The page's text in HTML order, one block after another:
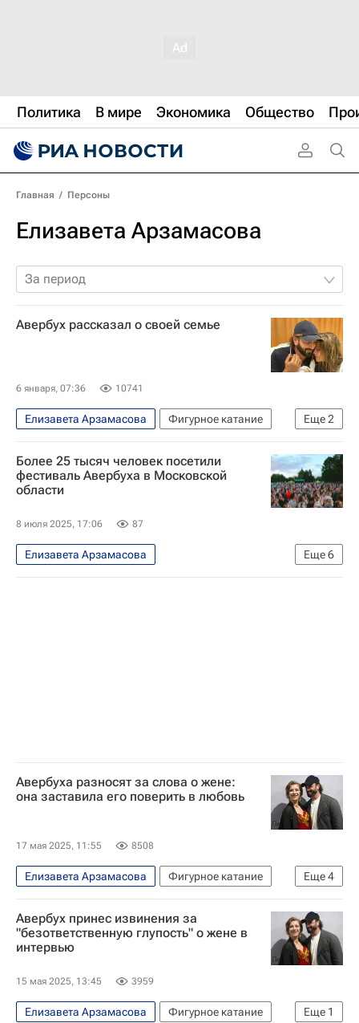
Политика В мире Экономика Общество
Главная / Персоны
Елизавета Арзамасова
За период
Авербух рассказал о своей семье
6 января, 07:36 10741
Еще2
Елизавета Арзамасова
Фигурное катание
Илья Авербух
Спорт
Более 25 тысяч человек посетили
фестиваль Авербуха в Московской
области
8 июля 2025, 17:06 87
Еще6
Елизавета Арзамасова
Новости Подмосковья
Авербуха разносят за слова о жене:
она заставила его поверить в любовь
17 мая 2025, 11:55 8508
Еще4
Елизавета Арзамасова
Фигурное катание
Илья Авербух
Ирина Лобачева
Авторы РИА Новости Спорт
Вокруг спорта
Авербух принес извинения за
"безответственную глупость" о жене в
интервью
15 мая 2025, 13:45 3959
Еще 1
Елизавета Арзамасова
Фигурное катание